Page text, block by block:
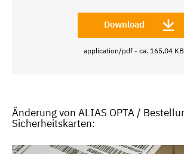
Download
application/pdf - ca. 165,04 KB
Änderung von ALIAS OPTA /
Sicherheitskarten: